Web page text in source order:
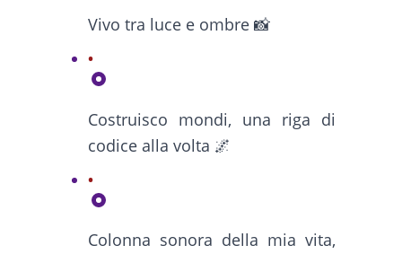
Vivo tra luce e ombre 📸
Costruisco mondi, una riga di
codice alla volta 🌌
Colonna sonora della mia vita,